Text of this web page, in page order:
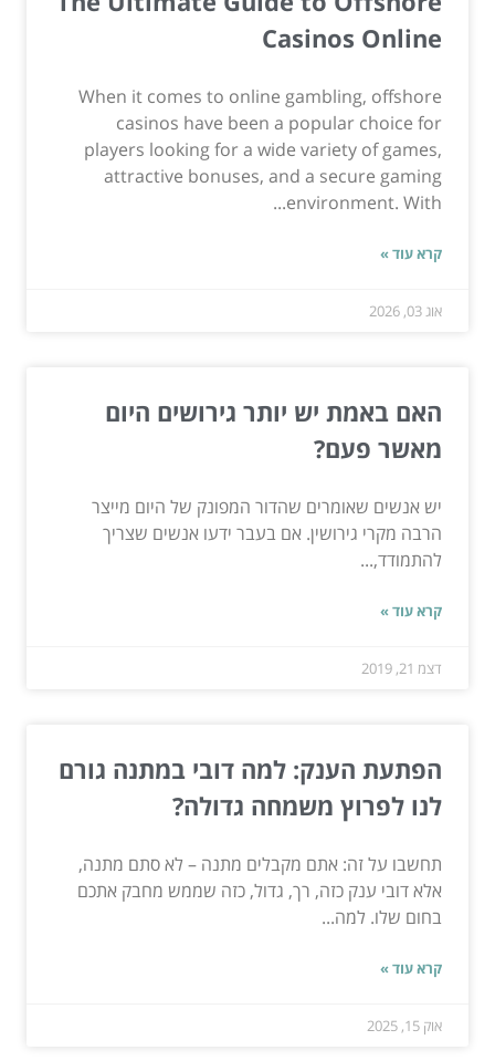
Casinos Online
When it comes to online gambling, offshore
casinos have been a popular choice for
players looking for a wide variety of games,
attractive bonuses, and a secure gaming
environment. With...
קרא עוד »
אוג 03, 2026
האם באמת יש יותר גירושים היום
מאשר פעם?
יש אנשים שאומרים שהדור המפונק של היום מייצר
הרבה מקרי גירושין. אם בעבר ידעו אנשים שצריך
להתמודד,...
קרא עוד »
דצמ 21, 2019
הפתעת הענק: למה דובי במתנה גורם
לנו לפרוץ משמחה גדולה?
תחשבו על זה: אתם מקבלים מתנה – לא סתם מתנה,
אלא דובי ענק כזה, רך, גדול, כזה שממש מחבק אתכם
בחום שלו. למה...
קרא עוד »
אוק 15, 2025